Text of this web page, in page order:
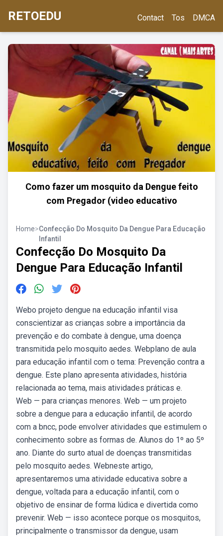
RETOEDU Contact Tos DMCA
Como fazer um mosquito da Dengue feito
com Pregador (video educativo
Home>Confecção Do Mosquito Da Dengue Para Educação
Infantil
Confecção Do Mosquito Da
Dengue Para Educação Infantil
Webo projeto dengue na educação infantil visa
conscientizar as crianças sobre a importância da
prevenção e do combate à dengue, uma doença
transmitida pelo mosquito aedes. Webplano de aula
para educação infantil com o tema: Prevenção contra a
dengue. Este plano apresenta atividades, história
relacionada ao tema, mais atividades práticas e.
Web — para crianças menores. Web — um projeto
sobre a dengue para a educação infantil, de acordo
com a bncc, pode envolver atividades que estimulem o
conhecimento sobre as formas de. Alunos do 1º ao 5º
ano. Diante do surto atual de doenças transmitidas
pelo mosquito aedes. Webneste artigo,
apresentaremos uma atividade educativa sobre a
dengue, voltada para a educação infantil, com o
objetivo de ensinar de forma lúdica e divertida como
prevenir. Web — isso acontece porque os mosquitos,
principalmente o transmissor da dengue, usam